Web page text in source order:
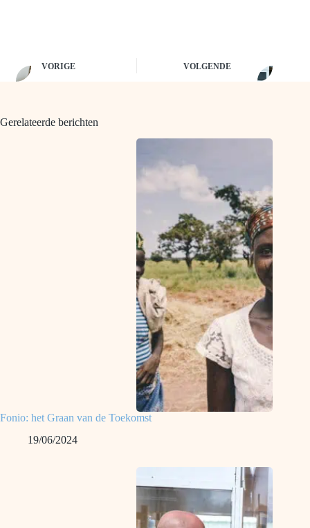
VORIGE VOLGENDE
Gerelateerde berichten
Fonio: het Graan van de Toekomst
19/06/2024